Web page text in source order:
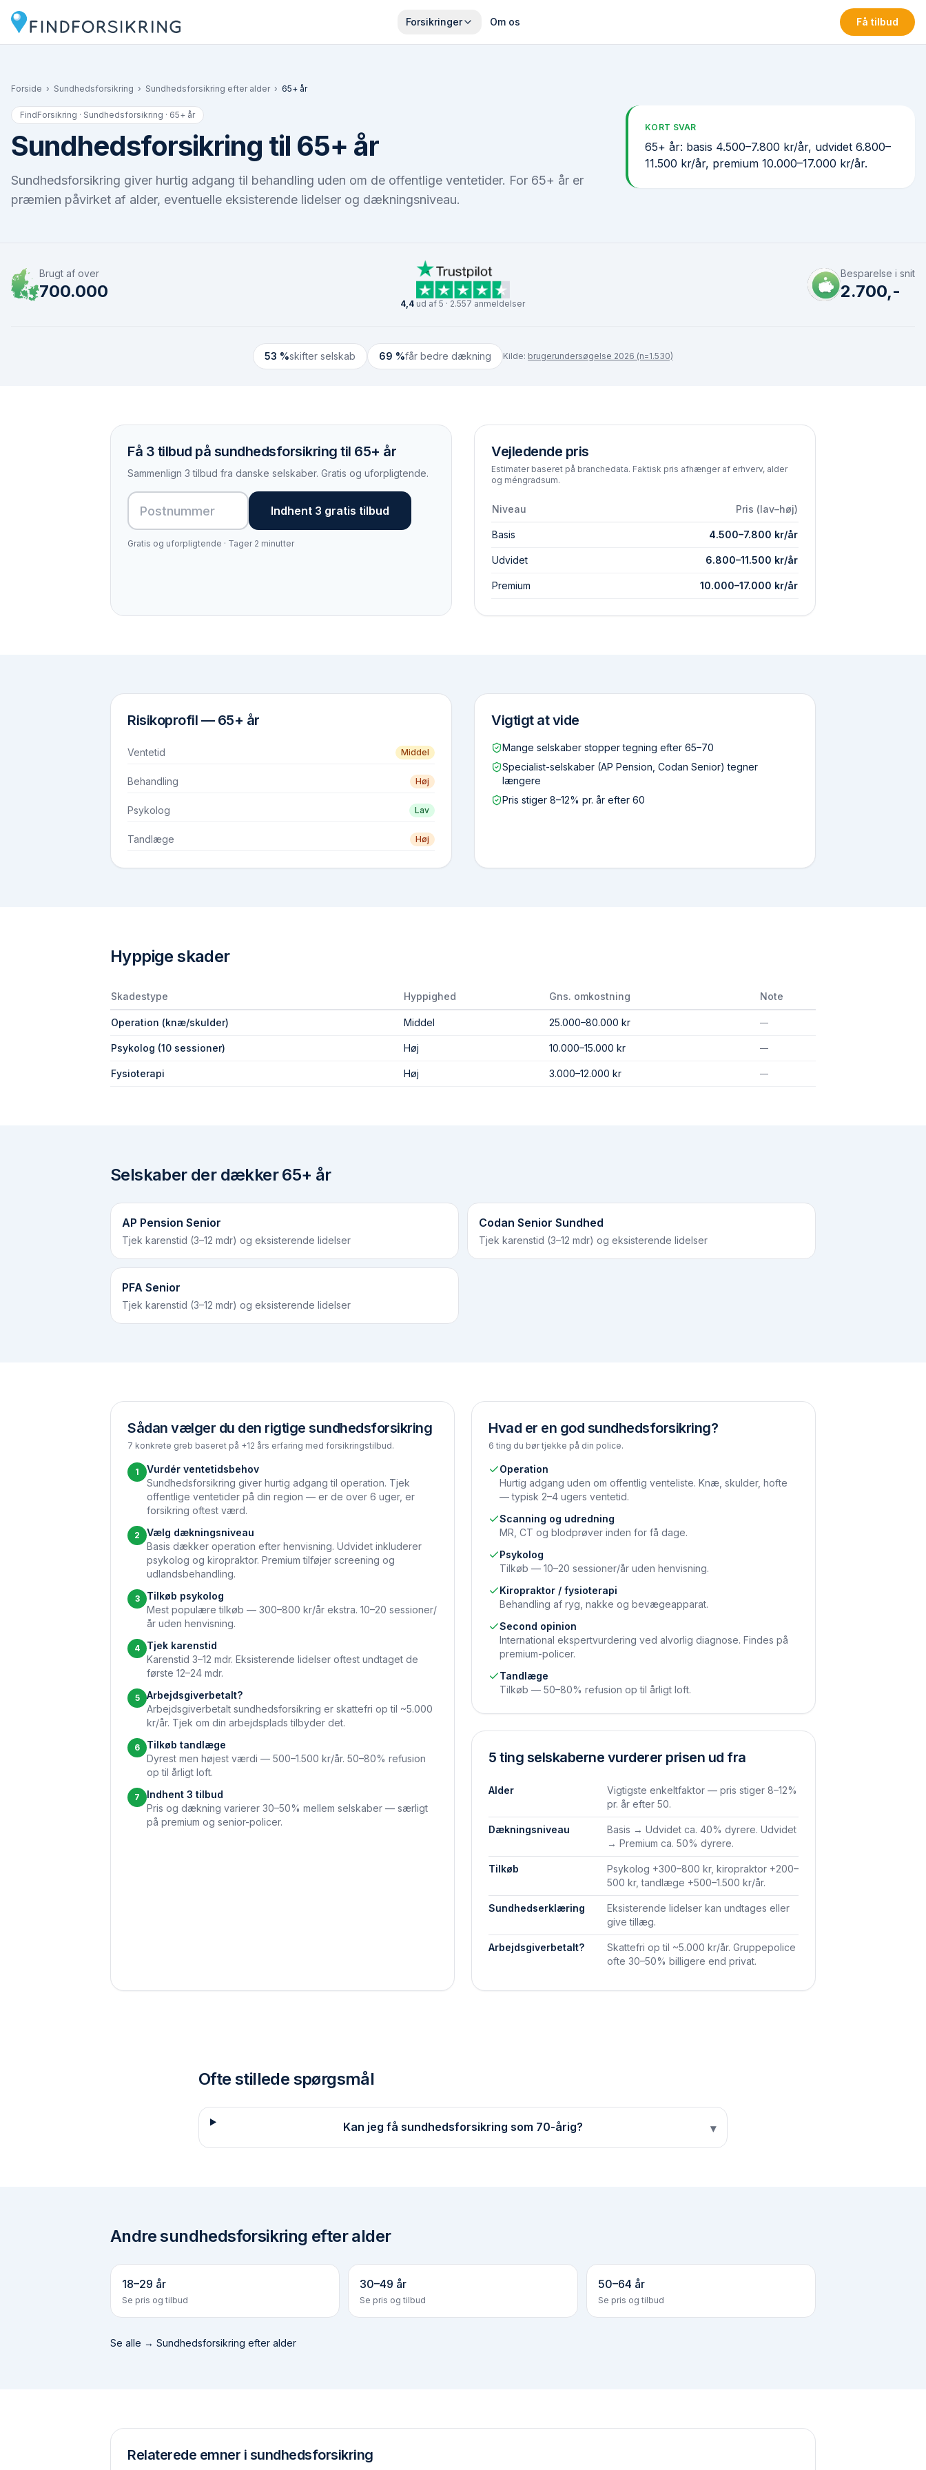
Forsikringer Om os Få tilbud
Forside › Sundhedsforsikring › Sundhedsforsikring efter alder › 65+ år
FindForsikring · Sundhedsforsikring · 65+ år
Sundhedsforsikring til 65+ år
Sundhedsforsikring giver hurtig adgang til behandling uden om de offentlige ventetider. For 65+ år er
præmien påvirket af alder, eventuelle eksisterende lidelser og dækningsniveau.
KORT SVAR
65+ år: basis 4.500–7.800 kr/år, udvidet 6.800–
11.500 kr/år, premium 10.000–17.000 kr/år.
Brugt af over
700.000
4,4 ud af 5 · 2.557 anmeldelser
Besparelse i snit
2.700,-
53 %skifter selskab 69 %får bedre dækning Kilde: brugerundersøgelse 2026 (n=1.530)
Få 3 tilbud på sundhedsforsikring til 65+ år
Sammenlign 3 tilbud fra danske selskaber. Gratis og uforpligtende.
Indhent 3 gratis tilbud
Gratis og uforpligtende · Tager 2 minutter
Vejledende pris
Estimater baseret på branchedata. Faktisk pris afhænger af erhverv, alder
og méngradsum.
Niveau Pris (lav–høj)
Basis 4.500–7.800 kr/år
Udvidet 6.800–11.500 kr/år
Premium 10.000–17.000 kr/år
Risikoprofil — 65+ år
Ventetid Middel
Behandling Høj
Psykolog Lav
Tandlæge Høj
Vigtigt at vide
Mange selskaber stopper tegning efter 65–70
Specialist-selskaber (AP Pension, Codan Senior) tegner
længere
Pris stiger 8–12% pr. år efter 60
Hyppige skader
Skadestype Hyppighed Gns. omkostning Note
Operation (knæ/skulder) Middel 25.000–80.000 kr —
Psykolog (10 sessioner) Høj 10.000–15.000 kr —
Fysioterapi Høj 3.000–12.000 kr —
Selskaber der dækker65+ år
AP Pension Senior
Tjek karenstid (3–12 mdr) og eksisterende lidelser
Codan Senior Sundhed
Tjek karenstid (3–12 mdr) og eksisterende lidelser
PFA Senior
Tjek karenstid (3–12 mdr) og eksisterende lidelser
Sådan vælger du den rigtige sundhedsforsikring
7 konkrete greb baseret på +12 års erfaring med forsikringstilbud.
1
Vurdér ventetidsbehov
Sundhedsforsikring giver hurtig adgang til operation. Tjek
offentlige ventetider på din region — er de over 6 uger, er
forsikring oftest værd.
2
Vælg dækningsniveau
Basis dækker operation efter henvisning. Udvidet inkluderer
psykolog og kiropraktor. Premium tilføjer screening og
udlandsbehandling.
3
Tilkøb psykolog
Mest populære tilkøb — 300–800 kr/år ekstra. 10–20 sessioner/
år uden henvisning.
4
Tjek karenstid
Karenstid 3–12 mdr. Eksisterende lidelser oftest undtaget de
første 12–24 mdr.
5
Arbejdsgiverbetalt?
Arbejdsgiverbetalt sundhedsforsikring er skattefri op til ~5.000
kr/år. Tjek om din arbejdsplads tilbyder det.
6
Tilkøb tandlæge
Dyrest men højest værdi — 500–1.500 kr/år. 50–80% refusion
op til årligt loft.
7
Indhent 3 tilbud
Pris og dækning varierer 30–50% mellem selskaber — særligt
på premium og senior-policer.
Hvad er en god sundhedsforsikring?
6 ting du bør tjekke på din police.
Operation
Hurtig adgang uden om offentlig venteliste. Knæ, skulder, hofte
— typisk 2–4 ugers ventetid.
Scanning og udredning
MR, CT og blodprøver inden for få dage.
Psykolog
Tilkøb — 10–20 sessioner/år uden henvisning.
Kiropraktor / fysioterapi
Behandling af ryg, nakke og bevægeapparat.
Second opinion
International ekspertvurdering ved alvorlig diagnose. Findes på
premium-policer.
Tandlæge
Tilkøb — 50–80% refusion op til årligt loft.
5 ting selskaberne vurderer prisen ud fra
Alder
Vigtigste enkeltfaktor — pris stiger 8–12%
pr. år efter 50.
Dækningsniveau
Basis → Udvidet ca. 40% dyrere. Udvidet
→ Premium ca. 50% dyrere.
Tilkøb
Psykolog +300–800 kr, kiropraktor +200–
500 kr, tandlæge +500–1.500 kr/år.
Sundhedserklæring
Eksisterende lidelser kan undtages eller
give tillæg.
Arbejdsgiverbetalt?
Skattefri op til ~5.000 kr/år. Gruppepolice
ofte 30–50% billigere end privat.
Ofte stillede spørgsmål
Kan jeg få sundhedsforsikring som 70-årig? ▾
Andresundhedsforsikring efter alder
18–29 år
Se pris og tilbud
30–49 år
Se pris og tilbud
50–64 år
Se pris og tilbud
Se alle → Sundhedsforsikring efter alder
Relaterede emner i sundhedsforsikring